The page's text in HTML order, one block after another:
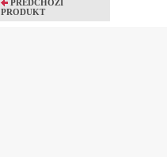
PŘEDCHOZÍ
PRODUKT